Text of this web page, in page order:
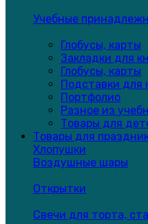
Учебные
Глобусы, карты
Закладки для
Глобусы, карты
Подставки для
Портфолио
Разное из
Товары для
Товары для
Хлопушки
Воздушные шары
Открытки
Свечи для торта,